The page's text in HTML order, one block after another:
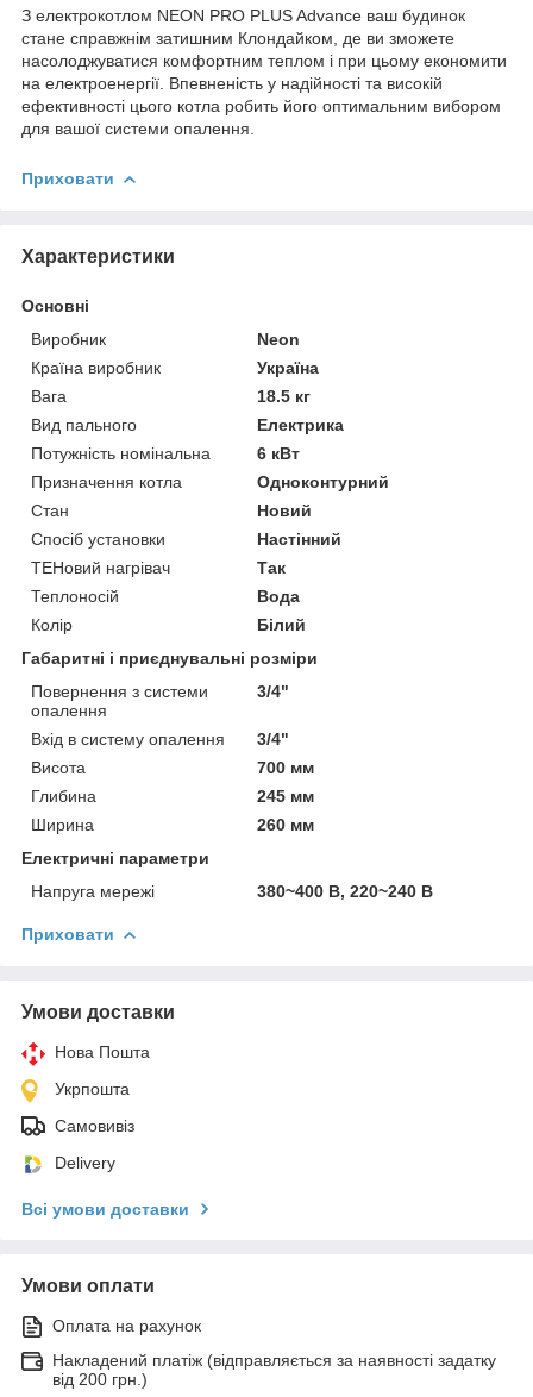
З електрокотлом NEON PRO PLUS Advance ваш будинок
стане справжнім затишним Клондайком, де ви зможете
насолоджуватися комфортним теплом і при цьому економити
на електроенергії. Впевненість у надійності та високій
ефективності цього котла робить його оптимальним вибором
для вашої системи опалення.
Приховати
Характеристики
Основні
Виробник
Neon
Країна виробник
Україна
Вага
18.5 кг
Вид пального
Електрика
Потужність номінальна
6 кВт
Призначення котла
Одноконтурний
Стан
Новий
Спосіб установки
Настінний
ТЕНовий нагрівач
Так
Теплоносій
Вода
Колір
Білий
Габаритні і приєднувальні розміри
Повернення з системи
опалення
3/4"
Вхід в систему опалення
3/4"
Висота
700 мм
Глибина
245 мм
Ширина
260 мм
Електричні параметри
Напруга мережі
380~400 В, 220~240 В
Приховати
Умови доставки
Нова Пошта
Укрпошта
Самовивіз
Delivery
Всі умови доставки
Умови оплати
Оплата на рахунок
Накладений платіж (відправляється за наявності задатку
від 200 грн.)